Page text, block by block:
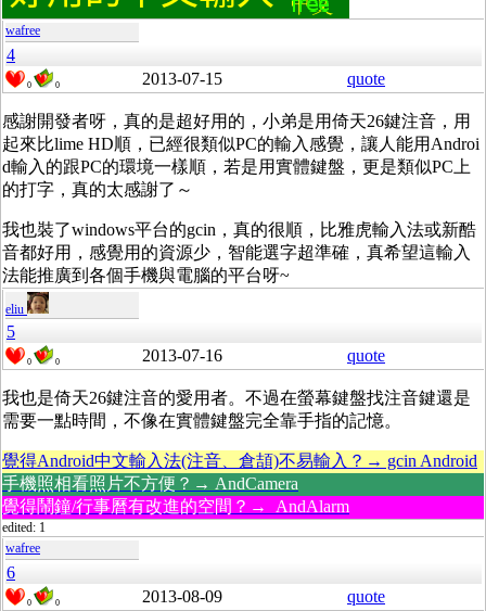
wafree
4
0 0 2013-07-15 quote
感謝開發者呀，真的是超好用的，小弟是用倚天26鍵注音，用
起來比lime HD順，已經很類似PC的輸入感覺，讓人能用Androi
d輸入的跟PC的環境一樣順，若是用實體鍵盤，更是類似PC上
的打字，真的太感謝了～
我也裝了windows平台的gcin，真的很順，比雅虎輸入法或新酷
音都好用，感覺用的資源少，智能選字超準確，真希望這輸入
法能推廣到各個手機與電腦的平台呀~
eliu
5
0 0 2013-07-16 quote
我也是倚天26鍵注音的愛用者。不過在螢幕鍵盤找注音鍵還是
需要一點時間，不像在實體鍵盤完全靠手指的記憶。
覺得Android中文輸入法(注音、倉頡)不易輸入？→ gcin Android
手機照相看照片不方便？→ AndCamera
覺得鬧鐘/行事曆有改進的空間？→ AndAlarm
edited: 1
wafree
6
0 0 2013-08-09 quote